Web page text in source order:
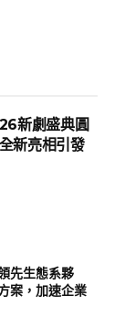
新劇盛典圓
新亮相引發
先生態系夥
案，加速企業